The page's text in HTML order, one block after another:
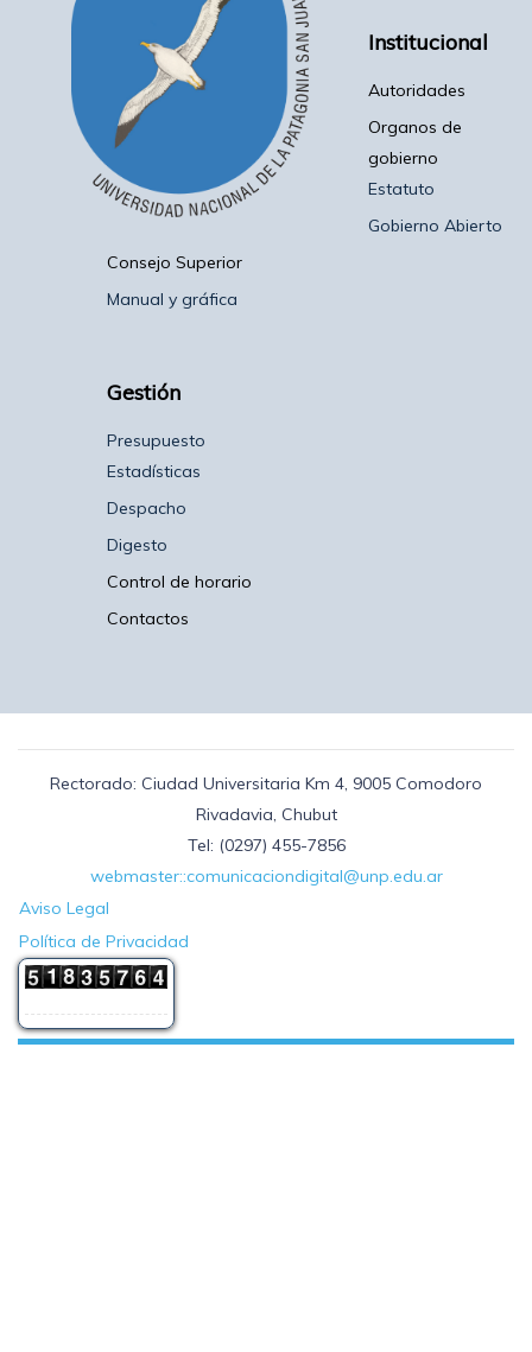
Institucional
Autoridades
Organos de
gobierno
Estatuto
Gobierno Abierto
Consejo Superior
Manual y gráfica
Gestión
Presupuesto
Estadísticas
Despacho
Digesto
Control de horario
Contactos
Rectorado: Ciudad Universitaria Km 4, 9005 Comodoro
Rivadavia, Chubut
Tel: (0297) 455-7856
webmaster::comunicaciondigital@unp.edu.ar
Aviso Legal
Política de Privacidad